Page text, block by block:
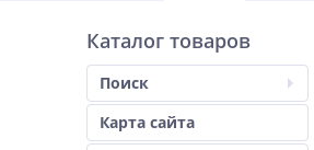
Каталог товаров
Поиск
Карта сайта